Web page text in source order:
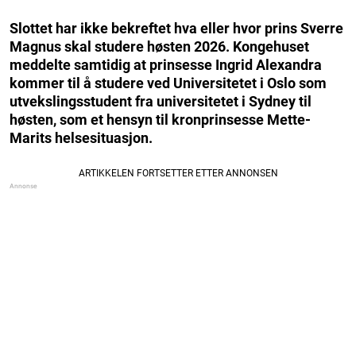
Slottet har ikke bekreftet hva eller hvor prins Sverre
Magnus skal studere høsten 2026. Kongehuset
meddelte samtidig at prinsesse Ingrid Alexandra
kommer til å studere ved Universitetet i Oslo som
utvekslingsstudent fra universitetet i Sydney til
høsten, som et hensyn til kronprinsesse Mette-
Marits helsesituasjon.